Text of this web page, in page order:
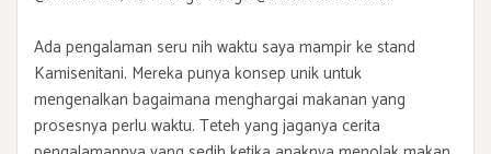
Ada pengalaman seru nih waktu saya mampir ke stand
Kamisenitani. Mereka punya konsep unik untuk
mengenalkan bagaimana menghargai makanan yang
prosesnya perlu waktu. Teteh yang jaganya cerita